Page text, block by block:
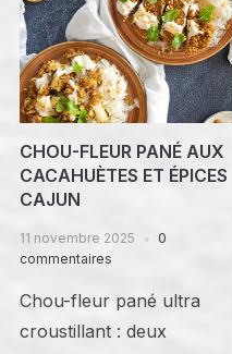
CHOU-FLEUR PANÉ AUX
CACAHUÈTES ET ÉPICES
CAJUN
11 novembre 2025
0
commentaires
Chou-fleur pané ultra
croustillant : deux